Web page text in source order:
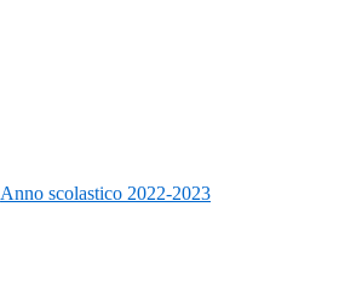
Anno scolastico 2022-2023